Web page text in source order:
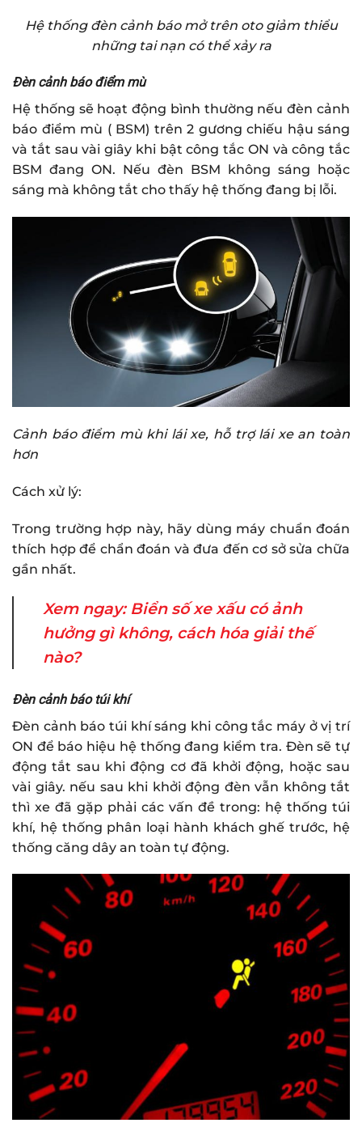
Hệ thống đèn cảnh báo mở trên oto giảm thiểu
những tai nạn có thể xảy ra
Đèn cảnh báo điểm mù
Hệ thống sẽ hoạt động bình thường nếu đèn cảnh
báo điểm mù ( BSM) trên 2 gương chiếu hậu sáng
và tắt sau vài giây khi bật công tắc ON và công tắc
BSM đang ON. Nếu đèn BSM không sáng hoặc
sáng mà không tắt cho thấy hệ thống đang bị lỗi.
Cảnh báo điểm mù khi lái xe, hỗ trợ lái xe an toàn
hơn
Cách xử lý:
Trong trường hợp này, hãy dùng máy chuẩn đoán
thích hợp để chẩn đoán và đưa đến cơ sở sửa chữa
gần nhất.
Xem ngay: Biển số xe xấu có ảnh
hưởng gì không, cách hóa giải thế
nào?
Đèn cảnh báo túi khí
Đèn cảnh báo túi khí sáng khi công tắc máy ở vị trí
ON để báo hiệu hệ thống đang kiểm tra. Đèn sẽ tự
động tắt sau khi động cơ đã khởi động, hoặc sau
vài giây. nếu sau khi khởi động đèn vẫn không tắt
thì xe đã gặp phải các vấn đề trong: hệ thống túi
khí, hệ thống phân loại hành khách ghế trước, hệ
thống căng dây an toàn tự động.